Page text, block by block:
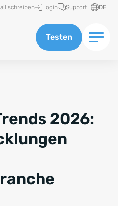
schreiben Login Support DE
Testen
2026: